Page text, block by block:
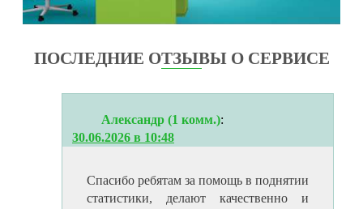
ПОСЛЕДНИЕ ОТЗЫВЫ О СЕРВИСЕ
Александр (1 комм.):
30.06.2026 в 10:48
Спасибо ребятам за помощь в поднятии
статистики, делают качественно и